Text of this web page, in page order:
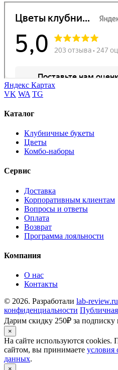
Яндекс Картах
VK WA TG
Каталог
Клубничные букеты
Цветы
Комбо-наборы
Сервис
Доставка
Корпоративным клиентам
Вопросы и ответы
Оплата
Возврат
Программа лояльности
Компания
О нас
Контакты
© 2026. Разработали lab-review.ru
конфиденциальности
Дарим скидку 250₽ за
×
На сайте используются cookies.
сайтом, вы принимаете условия
данных.